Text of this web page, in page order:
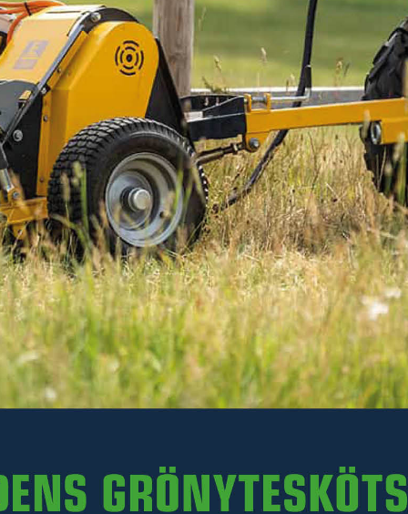
H10 OCH HP20
Monteringsbeslag till elvattenkopp H10 och HP20.
Läs mer
274 kr
Inkl. moms
I lager
- +
LÄGG I VARUKORGEN